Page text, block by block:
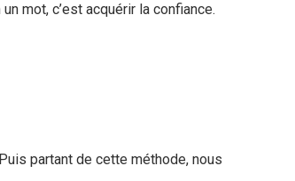
mot, c’est acquérir la confiance.
partant de cette méthode, nous